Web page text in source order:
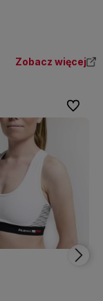
Zobacz więcej
Do